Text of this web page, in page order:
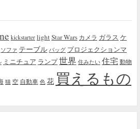
kickstarter lightStar Wars カメラ ガラス ケ
ソファ テーブル バッグ プロジェクションマ
ミニチュア ランプ世界 住みたい 住宅 動物
猫 空 自動車 色 花 買えるもの